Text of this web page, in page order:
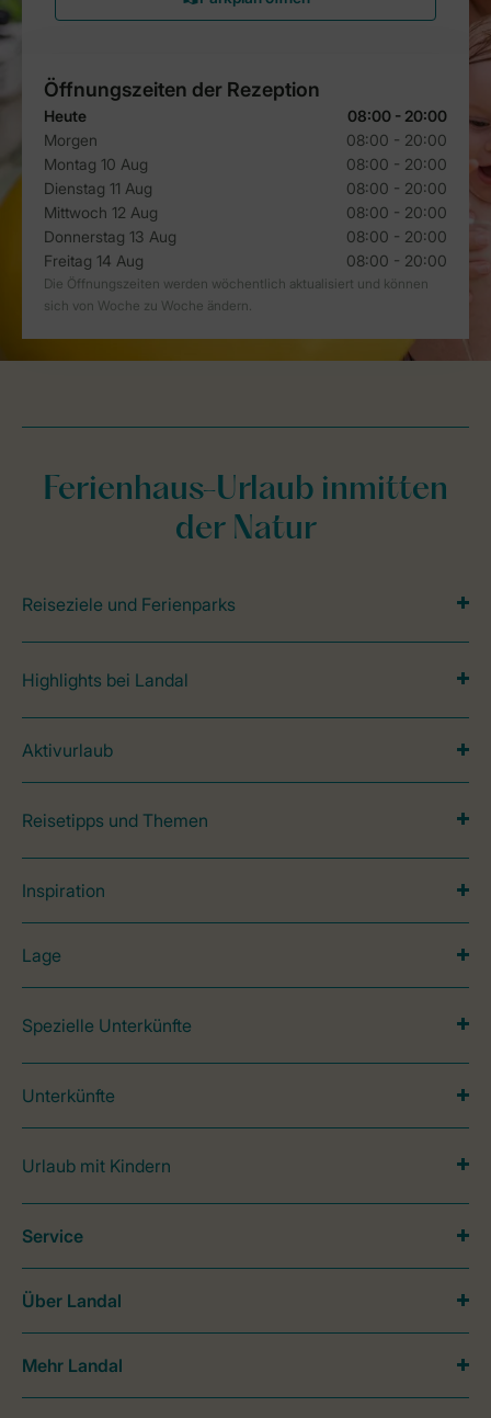
Ferienhaus-Urlaub inmitten
der Natur
Reiseziele und Ferienparks
Highlights bei Landal
Aktivurlaub
Reisetipps und Themen
Inspiration
Lage
Spezielle Unterkünfte
Unterkünfte
Urlaub mit Kindern
Service
Über Landal
Mehr Landal